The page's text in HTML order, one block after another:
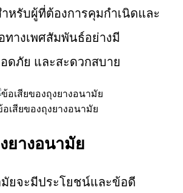
หรับผู้ที่ต้องการคุมกำเนิดและ
างเพศสัมพันธ์อย่างมี
ดภัย และสะดวกสบาย
อเสียของถุงยางอนามัย
ยางอนามัย
ยจะมีประโยชน์และข้อดี